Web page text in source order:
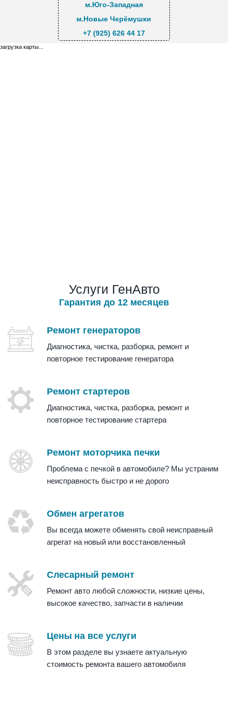
м.Юго-Западная
м.Новые Черёмушки
+7 (925) 626 44 17
загрузка карты...
Услуги ГенАвто
Гарантия до 12 месяцев
Ремонт генераторов
Диагностика, чистка, разборка, ремонт и
повторное тестирование генератора
Ремонт стартеров
Диагностика, чистка, разборка, ремонт и
повторное тестирование стартера
Ремонт моторчика печки
Проблема с печкой в автомобиле? Мы устраним
неисправность быстро и не дорого
Обмен агрегатов
Вы всегда можете обменять свой неисправный
агрегат на новый или восстановленный
Слесарный ремонт
Ремонт авто любой сложности, низкие цены,
высокое качество, запчасти в наличии
Цены на все услуги
В этом разделе вы узнаете актуальную
стоимость ремонта вашего автомобиля